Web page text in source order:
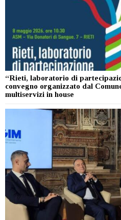
“Rieti, laboratorio di
convegno organizzato dal
multiservizi in house